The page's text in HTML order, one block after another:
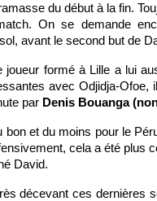
du début à la fin.
On se demande
avant le second but de
formé à Lille a lui
avec Odjidja-Ofoe,
par Denis Bouanga
bon et du moins pour le
cela a été plus
David.
décevant ces dernières